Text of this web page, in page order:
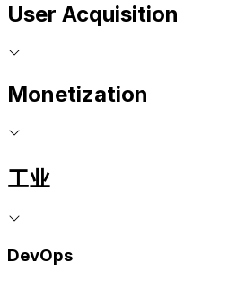
User Acquisition
Monetization
工业
DevOps